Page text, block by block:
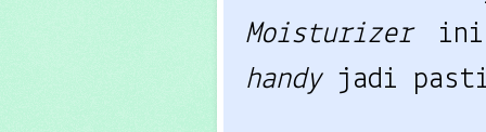
Moisturizer
handy jadi